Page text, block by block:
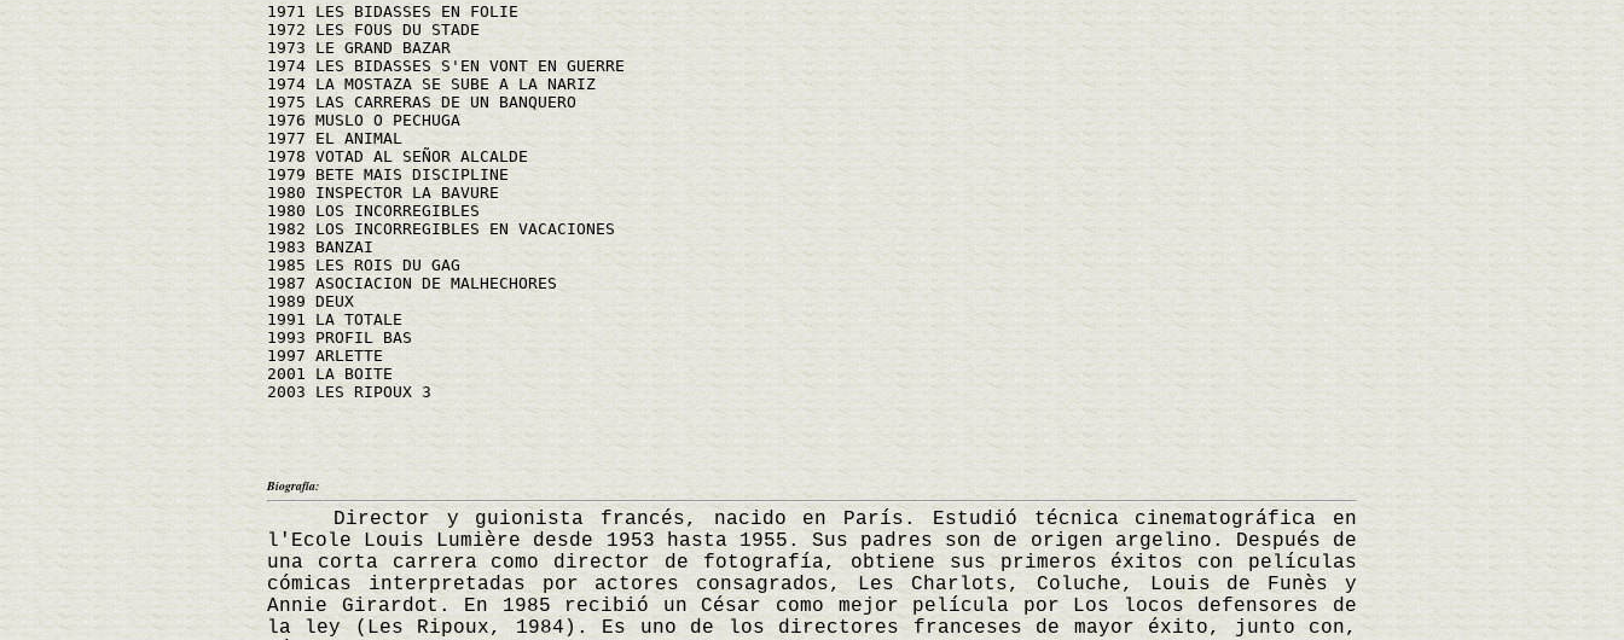
1971 LES BIDASSES EN FOLIE
1972 LES FOUS DU STADE
1973 LE GRAND BAZAR
1974 LES BIDASSES S'EN VONT EN GUERRE
1974 LA MOSTAZA SE SUBE A LA NARIZ
1975 LAS CARRERAS DE UN BANQUERO
1976 MUSLO O PECHUGA
1977 EL ANIMAL
1978 VOTAD AL SEÑOR ALCALDE
1979 BETE MAIS DISCIPLINE
1980 INSPECTOR LA BAVURE
1980 LOS INCORREGIBLES
1982 LOS INCORREGIBLES EN VACACIONES
1983 BANZAI
1985 LES ROIS DU GAG
1987 ASOCIACION DE MALHECHORES
1989 DEUX
1991 LA TOTALE
1993 PROFIL BAS
1997 ARLETTE
2001 LA BOITE
2003 LES RIPOUX 3
Biografía:
Director y guionista francés, nacido en París. Estudió técnica cinematográfica en
l'Ecole Louis Lumière desde 1953 hasta 1955. Sus padres son de origen argelino. Después de
una corta carrera como director de fotografía, obtiene sus primeros éxitos con películas
cómicas interpretadas por actores consagrados, Les Charlots, Coluche, Louis de Funès y
Annie Girardot. En 1985 recibió un César como mejor película por Los locos defensores de
la ley (Les Ripoux, 1984). Es uno de los directores franceses de mayor éxito, junto con,